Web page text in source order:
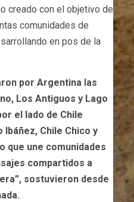
creado con el objetivo de
comunidades de
en pos de la
por Argentina las
Los Antiguos y Lago
el lado de Chile
Chile Chico y
que une comunidades
compartidos a
sostuvieron desde